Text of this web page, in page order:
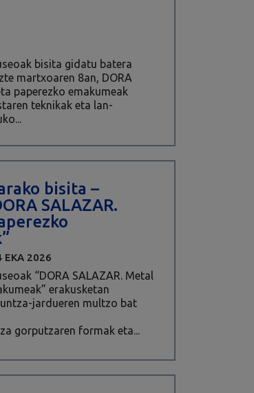
bisita gidatu batera
martxoaren 8an, DORA
paperezko emakumeak
teknikak eta lan-
bisita –
SALAZAR.
EKA 2026
“DORA SALAZAR. Metal
erakusketan
jardueren multzo bat
gorputzaren formak eta...